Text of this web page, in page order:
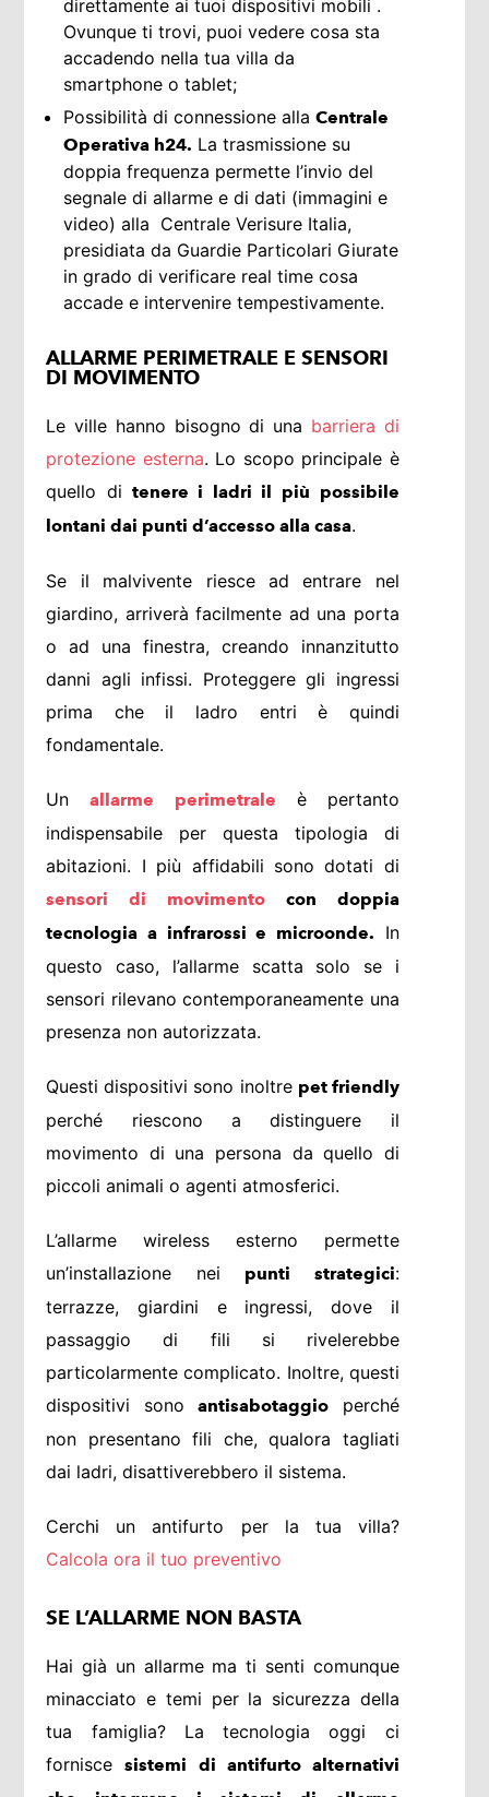
direttamente ai tuoi dispositivi mobili .
Ovunque ti trovi, puoi vedere cosa sta
accadendo nella tua villa da
smartphone o tablet;
Possibilità di connessione allaCentrale
Operativa h24. La trasmissione su
doppia frequenza permette l’invio del
segnale di allarme e di dati (immagini e
video) alla Centrale Verisure Italia,
presidiata da Guardie Particolari Giurate
in grado di verificare real time cosa
accade e intervenire tempestivamente.
ALLARME PERIMETRALE E SENSORI
DI MOVIMENTO
Le ville hanno bisogno di una barriera di
protezione esterna. Lo scopo principale è
quello di tenere i ladri il più possibile
lontani dai punti d’accesso alla casa.
Se il malvivente riesce ad entrare nel
giardino, arriverà facilmente ad una porta
o ad una finestra, creando innanzitutto
danni agli infissi. Proteggere gli ingressi
prima che il ladro entri è quindi
fondamentale.
Unallarme perimetrale è pertanto
indispensabile per questa tipologia di
abitazioni. I più affidabili sono dotati di
sensori di movimento con doppia
tecnologia a infrarossi e microonde. In
questo caso, l’allarme scatta solo se i
sensori rilevano contemporaneamente una
presenza non autorizzata.
Questi dispositivi sono inoltre pet friendly
perché riescono a distinguere il
movimento di una persona da quello di
piccoli animali o agenti atmosferici.
L’allarme wireless esterno permette
un’installazione nei punti strategici:
terrazze, giardini e ingressi, dove il
passaggio di fili si rivelerebbe
particolarmente complicato. Inoltre, questi
dispositivi sonoantisabotaggio perché
non presentano fili che, qualora tagliati
dai ladri, disattiverebbero il sistema.
Cerchi un antifurto per la tua villa?
Calcola ora il tuo preventivo
SE L’ALLARME NON BASTA
Hai già un allarme ma ti senti comunque
minacciato e temi per la sicurezza della
tua famiglia? La tecnologia oggi ci
forniscesistemi di antifurto alternativi